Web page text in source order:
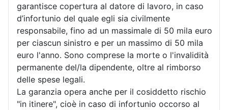
garantisce copertura al datore di lavoro, in caso
d’infortunio del quale egli sia civilmente
responsabile, fino ad un massimale di 50 mila euro
per ciascun sinistro e per un massimo di 50 mila
euro l'anno. Sono comprese la morte o l'invalidità
permanente del/la dipendente, oltre al rimborso
delle spese legali.
La garanzia opera anche per il cosiddetto rischio
"in itinere", cioè in caso di infortunio occorso al